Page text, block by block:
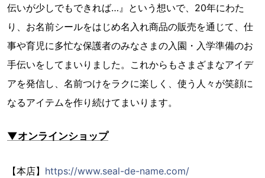
伝いが少しでもできれば…』という想いで、20年にわた
り、お名前シールをはじめ名入れ商品の販売を通じて、仕
事や育児に多忙な保護者のみなさまの入園・入学準備のお
手伝いをしてまいりました。これからもさまざまなアイデ
アを発信し、名前つけをラクに楽しく、使う人々が笑顔に
なるアイテムを作り続けてまいります。
▼オンラインショップ
【本店】 https://www.seal-de-name.com/